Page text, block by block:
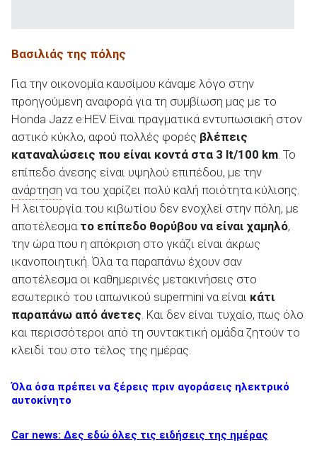
Βασιλιάς της πόλης
Για την οικονομία καυσίμου κάναμε λόγο στην
προηγούμενη αναφορά για τη συμβίωση μας με το
Honda Jazz e:HEV. Είναι πραγματικά εντυπωσιακή στον
αστικό κύκλο, αφού πολλές φορές βλέπεις
καταναλώσεις που είναι κοντά στα 3 lt/100 km. Το
επίπεδο άνεσης είναι υψηλού επιπέδου, με την
ανάρτηση να του χαρίζει πολύ καλή ποιότητα κύλισης.
Η λειτουργία του κιβωτίου δεν ενοχλεί στην πόλη, με
αποτέλεσμα το επίπεδο θορύβου να είναι χαμηλό,
την ώρα που η απόκριση στο γκάζι είναι άκρως
ικανοποιητική. Όλα τα παραπάνω έχουν σαν
αποτέλεσμα οι καθημερινές μετακινήσεις στο
εσωτερικό του ιαπωνικού supermini να είναι κάτι
παραπάνω από άνετες. Και δεν είναι τυχαίο, πως όλο
και περισσότεροι από τη συντακτική ομάδα ζητούν το
κλειδί του στο τέλος της ημέρας.
Όλα όσα πρέπει να ξέρεις πριν αγοράσεις ηλεκτρικό
αυτοκίνητο
Car news: Δες εδώ όλες τις ειδήσεις της ημέρας